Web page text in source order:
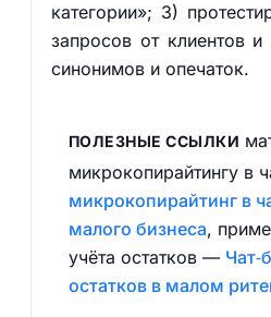
категории»; 3)
запросов от клиентов и
синонимов и опечаток.
ПОЛЕЗНЫЕ ССЫЛКИ
микрокопирайтингу в
микрокопирайтинг в
малого бизнеса,
учёта остатков —
остатков в малом